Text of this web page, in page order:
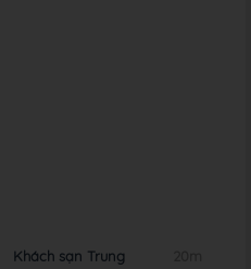
Khách sạn Trung